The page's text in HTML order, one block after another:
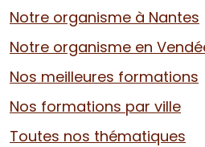
Notre organisme à Nantes
Notre organisme en
Nos meilleures formations
Nos formations par ville
Toutes nos thématiques